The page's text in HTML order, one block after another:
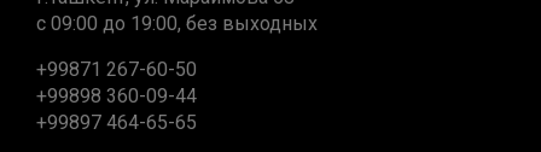
с 09:00 до 19:00, без выходных
+99871 267-60-50
+99898 360-09-44
+99897 464-65-65